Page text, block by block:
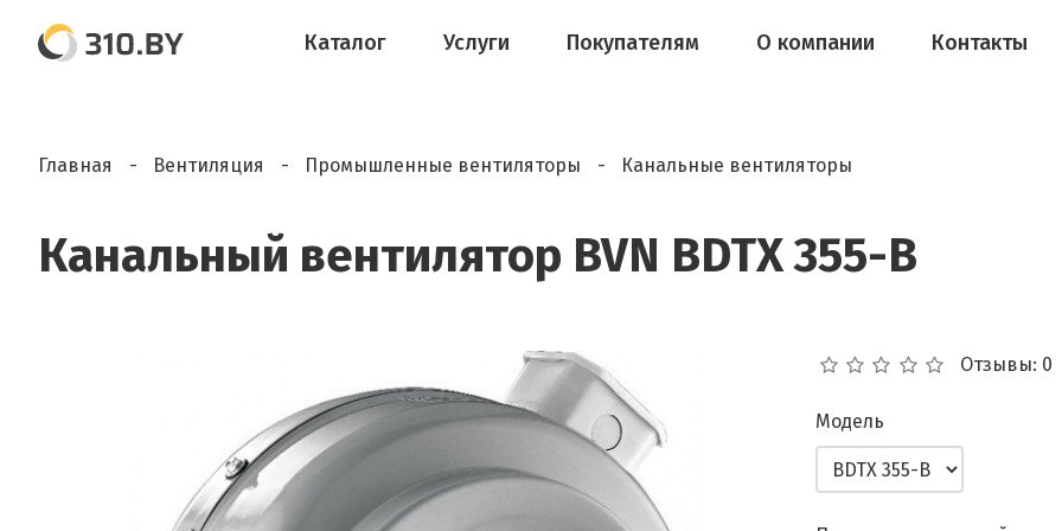
Каталог Услуги Покупателям О компании Контакты
Главная Вентиляция Промышленные вентиляторы Канальные вентиляторы
Канальный вентилятор BVN BDTX 355-B
Отзывы: 0
Модель